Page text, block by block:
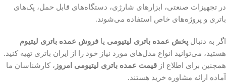
در تجهیزات صنعتی، ابزارهای شارژی، دستگاه‌های قابل حمل، پک‌های
باتری و پروژه‌های خاص استفاده می‌شوند.
اگر به دنبال پخش عمده باتری لیتیومی یا فروش عمده باتری لیتیوم
هستید، می‌توانید انواع مدل‌های مورد نیاز خود را از ایران باتری تهیه کنید.
همچنین برای اطلاع از قیمت عمده باتری لیتیومی امروز ، کارشناسان ما
آماده ارائه مشاوره خرید هستند.